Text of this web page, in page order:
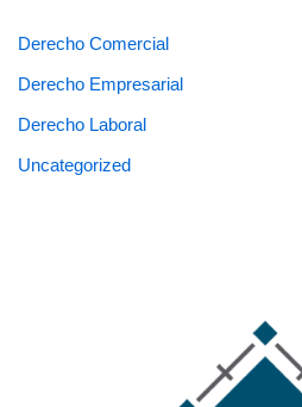
Derecho Comercial
Derecho Empresarial
Derecho Laboral
Uncategorized